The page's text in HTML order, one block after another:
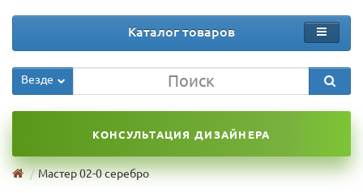
Каталог товаров
Везде
КОНСУЛЬТАЦИЯ ДИЗАЙНЕРА
Мастер 02-0 серебро